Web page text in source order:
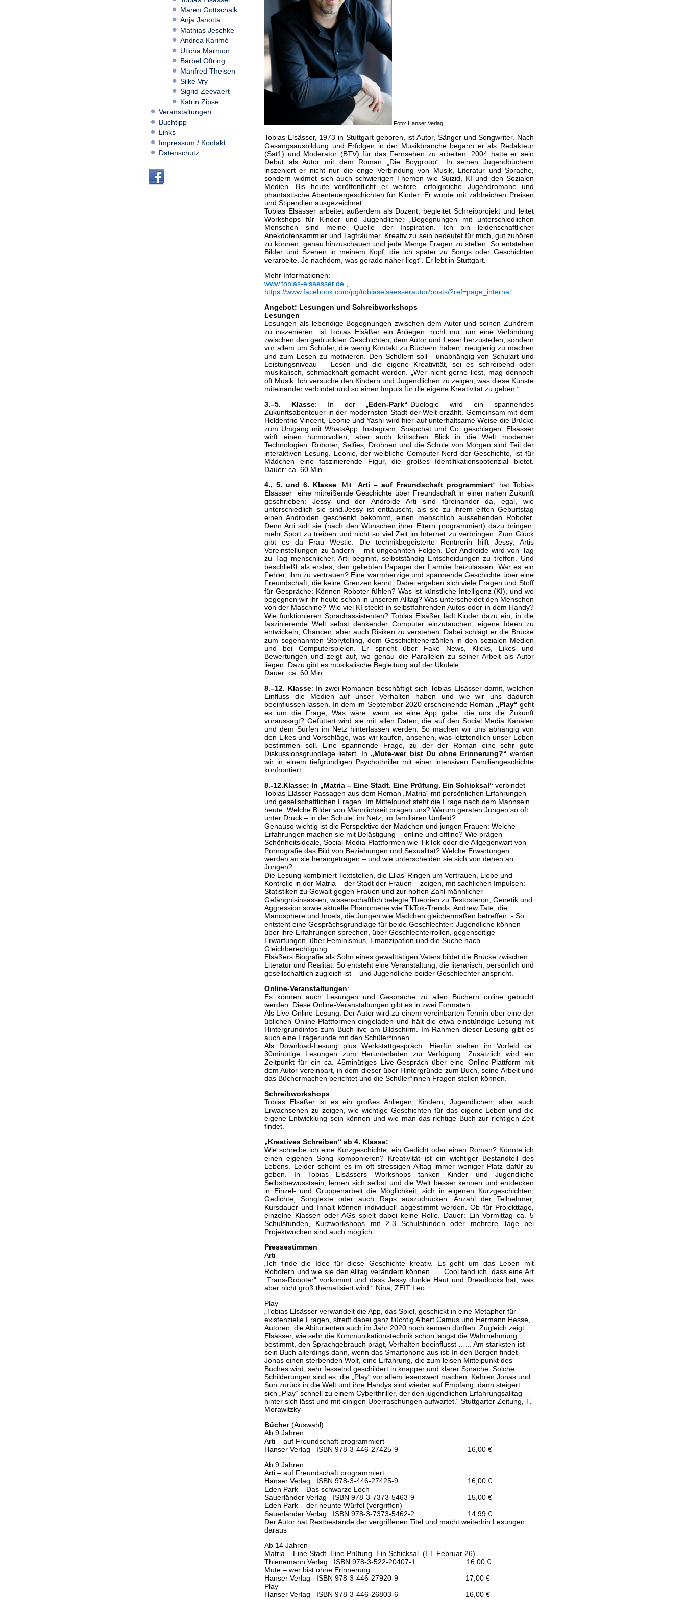
Maren Gottschalk
Anja Janotta
Mathias Jeschke
Andrea Karimé
Uticha Marmon
Bärbel Oftring
Manfred Theisen
Silke Vry
Sigrid Zeevaert
Katrin Zipse
Veranstaltungen
Buchtipp
Links
Impressum / Kontakt
Datenschutz
Foto: Hanser Verlag
Tobias Elsässer, 1973 in Stuttgart geboren, ist Autor, Sänger und Songwriter. Nach
Gesangsausbildung und Erfolgen in der Musikbranche begann er als Redakteur
(Sat1) und Moderator (BTV) für das Fernsehen zu arbeiten. 2004 hatte er sein
Debüt als Autor mit dem Roman „Die Boygroup“. In seinen Jugendbüchern
inszeniert er nicht nur die enge Verbindung von Musik, Literatur und Sprache,
sondern widmet sich auch schwierigen Themen wie Suizid, KI und den Sozialen
Medien. Bis heute veröffentlicht er weitere, erfolgreiche Jugendromane und
phantastische Abenteuergeschichten für Kinder. Er wurde mit zahlreichen Preisen
und Stipendien ausgezeichnet.
Tobias Elsässer arbeitet außerdem als Dozent, begleitet Schreibprojekt und leitet
Workshops für Kinder und Jugendliche: „Begegnungen mit unterschiedlichen
Menschen sind meine Quelle der Inspiration. Ich bin leidenschaftlicher
Anekdotensammler und Tagträumer. Kreativ zu sein bedeutet für mich, gut zuhören
zu können, genau hinzuschauen und jede Menge Fragen zu stellen. So entstehen
Bilder und Szenen in meinem Kopf, die ich später zu Songs oder Geschichten
verarbeite. Je nachdem, was gerade näher liegt“. Er lebt in Stuttgart.
Mehr Informationen:
www.tobias-elsaesser.de
https://www.facebook.com/pg/tobiaselsaesserautor/posts/?ref=page_internal
Angebot: Lesungen und Schreibworkshops
Lesungen
Lesungen als lebendige Begegnungen zwischen dem Autor und seinen Zuhörern
zu inszenieren, ist Tobias Elsäßer ein Anliegen: nicht nur, um eine Verbindung
zwischen den gedruckten Geschichten, dem Autor und Leser herzustellen, sondern
vor allem um Schüler, die wenig Kontakt zu Büchern haben, neugierig zu machen
und zum Lesen zu motivieren. Den Schülern soll - unabhängig von Schulart und
Leistungsniveau – Lesen und die eigene Kreativität, sei es schreibend oder
musikalisch, schmackhaft gemacht werden. „Wer nicht gerne liest, mag dennoch
oft Musik. Ich versuche den Kindern und Jugendlichen zu zeigen, was diese Künste
miteinander verbindet und so einen Impuls für die eigene Kreativität zu geben.“
3.–5. Klasse: In der „ Eden-Park“-Duologie wird ein spannendes
Zukunftsabenteuer in der modernsten Stadt der Welt erzählt. Gemeinsam mit dem
Heldentrio Vincent, Leonie und Yashi wird hier auf unterhaltsame Weise die Brücke
zum Umgang mit WhatsApp, Instagram, Snapchat und Co. geschlagen. Elsässer
wirft einen humorvollen, aber auch kritischen Blick in die Welt moderner
Technologien. Roboter, Selfies, Drohnen und die Schule von Morgen sind Teil der
interaktiven Lesung. Leonie, der weibliche Computer-Nerd der Geschichte, ist für
Mädchen eine faszinierende Figur, die großes Identifikationspotenzial bietet.
Dauer: ca. 60 Min.
4., 5. und 6. Klasse: Mit „ Arti – auf Freundschaft programmiert“ hat Tobias
Elsässer eine mitreißende Geschichte über Freundschaft in einer nahen Zukunft
geschrieben: Jessy und der Androide Arti sind füreinander da, egal, wie
unterschiedlich sie sind.Jessy ist enttäuscht, als sie zu ihrem elften Geburtstag
einen Androiden geschenkt bekommt, einen menschlich aussehenden Roboter.
Denn Arti soll sie (nach den Wünschen ihrer Eltern programmiert) dazu bringen,
mehr Sport zu treiben und nicht so viel Zeit im Internet zu verbringen. Zum Glück
gibt es da Frau Westic: Die technikbegeisterte Rentnerin hilft Jessy, Artis
Voreinstellungen zu ändern – mit ungeahnten Folgen. Der Androide wird von Tag
zu Tag menschlicher. Arti beginnt, selbstständig Entscheidungen zu treffen. Und
beschließt als erstes, den geliebten Papagei der Familie freizulassen. War es ein
Fehler, ihm zu vertrauen? Eine warmherzige und spannende Geschichte über eine
Freundschaft, die keine Grenzen kennt. Dabei ergeben sich viele Fragen und Stoff
für Gespräche: Können Roboter fühlen? Was ist künstliche Intelligenz (KI), und wo
begegnen wir ihr heute schon in unserem Alltag? Was unterscheidet den Menschen
von der Maschine? Wie viel KI steckt in selbstfahrenden Autos oder in dem Handy?
Wie funktionieren Sprachassistenten? Tobias Elsäßer lädt Kinder dazu ein, in die
faszinierende Welt selbst denkender Computer einzutauchen, eigene Ideen zu
entwickeln, Chancen, aber auch Risiken zu verstehen. Dabei schlägt er die Brücke
zum sogenannten Storytelling, dem Geschichtenerzählen in den sozialen Medien
und bei Computerspielen. Er spricht über Fake News, Klicks, Likes und
Bewertungen und zeigt auf, wo genau die Parallelen zu seiner Arbeit als Autor
liegen. Dazu gibt es musikalische Begleitung auf der Ukulele.
Dauer: ca. 60 Min.
8.–12. Klasse: In zwei Romanen beschäftigt sich Tobias Elsässer damit, welchen
Einfluss die Medien auf unser Verhalten haben und wie wir uns dadurch
beeinflussen lassen. In dem im September 2020 erscheinende Roman „Play“ geht
es um die Frage, Was wäre, wenn es eine App gäbe, die uns die Zukunft
voraussagt? Gefüttert wird sie mit allen Daten, die auf den Social Media Kanälen
und dem Surfen im Netz hinterlassen werden. So machen wir uns abhängig von
den Likes und Vorschläge, was wir kaufen, ansehen, was letztendlich unser Leben
bestimmen soll. Eine spannende Frage, zu der der Roman eine sehr gute
Diskussionsgrundlage liefert. In „Mute-wer bist Du ohne Erinnerung?“ werden
wir in einem tiefgründigen Psychothriller mit einer intensiven Familiengeschichte
konfrontiert.
8.-12.Klasse: In „Matria – Eine Stadt. Eine Prüfung. Ein Schicksal“ verbindet
Tobias Elässer Passagen aus dem Roman „Matria“ mit persönlichen Erfahrungen
und gesellschaftlichen Fragen. Im Mittelpunkt steht die Frage nach dem Mannsein
heute: Welche Bilder von Männlichkeit prägen uns? Warum geraten Jungen so oft
unter Druck – in der Schule, im Netz, im familiären Umfeld?
Genauso wichtig ist die Perspektive der Mädchen und jungen Frauen: Welche
Erfahrungen machen sie mit Belästigung – online und offline? Wie prägen
Schönheitsideale, Social-Media-Plattformen wie TikTok oder die Allgegenwart von
Pornografie das Bild von Beziehungen und Sexualität? Welche Erwartungen
werden an sie herangetragen – und wie unterscheiden sie sich von denen an
Jungen?
Die Lesung kombiniert Textstellen, die Elias’ Ringen um Vertrauen, Liebe und
Kontrolle in der Matria – der Stadt der Frauen – zeigen, mit sachlichen Impulsen:
Statistiken zu Gewalt gegen Frauen und zur hohen Zahl männlicher
Gefängnisinsassen, wissenschaftlich belegte Theorien zu Testosteron, Genetik und
Aggression sowie aktuelle Phänomene wie TikTok-Trends, Andrew Tate, die
Manosphere und Incels, die Jungen wie Mädchen gleichermaßen betreffen. - So
entsteht eine Gesprächsgrundlage für beide Geschlechter: Jugendliche können
über ihre Erfahrungen sprechen, über Geschlechterrollen, gegenseitige
Erwartungen, über Feminismus, Emanzipation und die Suche nach
Gleichberechtigung.
Elsäßers Biografie als Sohn eines gewalttätigen Vaters bildet die Brücke zwischen
Literatur und Realität. So entsteht eine Veranstaltung, die literarisch, persönlich und
gesellschaftlich zugleich ist – und Jugendliche beider Geschlechter anspricht.
Online-Veranstaltungen:
Es können auch Lesungen und Gespräche zu allen Büchern online gebucht
werden. Diese Online-Veranstaltungen gibt es in zwei Formaten:
Als Live-Online-Lesung: Der Autor wird zu einem vereinbarten Termin über eine der
üblichen Online-Plattformen eingeladen und hält die etwa einstündige Lesung mit
Hintergrundinfos zum Buch live am Bildschirm. Im Rahmen dieser Lesung gibt es
auch eine Fragerunde mit den Schüler*innen.
Als Download-Lesung plus Werkstattgespräch: Hierfür stehen im Vorfeld ca.
30minütige Lesungen zum Herunterladen zur Verfügung. Zusätzlich wird ein
Zeitpunkt für ein ca. 45minütiges Live-Gespräch über eine Online-Plattform mit
dem Autor vereinbart, in dem dieser über Hintergründe zum Buch, seine Arbeit und
das Büchermachen berichtet und die Schüler*innen Fragen stellen können.
Schreibworkshops
Tobias Elsäßer ist es ein großes Anliegen, Kindern, Jugendlichen, aber auch
Erwachsenen zu zeigen, wie wichtige Geschichten für das eigene Leben und die
eigene Entwicklung sein können und wie man das richtige Buch zur richtigen Zeit
findet.
„Kreatives Schreiben“ ab 4. Klasse:
Wie schreibe ich eine Kurzgeschichte, ein Gedicht oder einen Roman? Könnte ich
einen eigenen Song komponieren? Kreativität ist ein wichtiger Bestandteil des
Lebens. Leider scheint es im oft stressigen Alltag immer weniger Platz dafür zu
geben. In Tobias Elsässers Workshops tanken Kinder und Jugendliche
Selbstbewusstsein, lernen sich selbst und die Welt besser kennen und entdecken
in Einzel- und Gruppenarbeit die Möglichkeit, sich in eigenen Kurzgeschichten,
Gedichte, Songtexte oder auch Raps auszudrücken. Anzahl der Teilnehmer,
Kursdauer und Inhalt können individuell abgestimmt werden. Ob für Projekttage,
einzelne Klassen oder AGs spielt dabei keine Rolle. Dauer: Ein Vormittag ca. 5
Schulstunden, Kurzworkshops mit 2-3 Schulstunden oder mehrere Tage bei
Projektwochen sind auch möglich.
Pressestimmen
Arti
„Ich finde die Idee für diese Geschichte kreativ. Es geht um das Leben mit
Robotern und wie sie den Alltag verändern können. … Cool fand ich, dass eine Art
„Trans-Roboter“ vorkommt und dass Jessy dunkle Haut und Dreadlocks hat, was
aber nicht groß thematisiert wird.“ Nina, ZEIT Leo
Play
„Tobias Elsässer verwandelt die App, das Spiel, geschickt in eine Metapher für
existenzielle Fragen, streift dabei ganz flüchtig Albert Camus und Hermann Hesse,
Autoren, die Abiturienten auch im Jahr 2020 noch kennen dürften. Zugleich zeigt
Elsässer, wie sehr die Kommunikationstechnik schon längst die Wahrnehmung
bestimmt, den Sprachgebrauch prägt, Verhalten beeinflusst …... Am stärksten ist
sein Buch allerdings dann, wenn das Smartphone aus ist: In den Bergen findet
Jonas einen sterbenden Wolf, eine Erfahrung, die zum leisen Mittelpunkt des
Buches wird, sehr fesselnd geschildert in knapper und klarer Sprache. Solche
Schilderungen sind es, die „Play“ vor allem lesenswert machen. Kehren Jonas und
Sun zurück in die Welt und ihre Handys sind wieder auf Empfang, dann steigert
sich „Play“ schnell zu einem Cyberthriller, der den jugendlichen Erfahrungsalltag
hinter sich lässt und mit einigen Überraschungen aufwartet.“ Stuttgarter Zeitung, T.
Morawitzky
Bücher (Auswahl)
Ab 9 Jahren
Arti – auf Freundschaft programmiert
Hanser Verlag ISBN 978-3-446-27425-9 16,00 €
Ab 9 Jahren
Arti – auf Freundschaft programmiert
Hanser Verlag ISBN 978-3-446-27425-9 16,00 €
Eden Park – Das schwarze Loch
Sauerländer Verlag ISBN 978-3-7373-5463-9 15,00 €
Eden Park – der neunte Würfel (vergriffen)
Sauerländer Verlag ISBN 978-3-7373-5462-2 14,99 €
Der Autor hat Restbestände der vergriffenen Titel und macht weiterhin Lesungen
daraus
Ab 14 Jahren
Matria – Eine Stadt. Eine Prüfung. Ein Schicksal. (ET Februar 26)
Thienemann Verlag ISBN 978-3-522-20407-1 16,00 €
Mute – wer bist ohne Erinnerung
Hanser Verlag ISBN 978-3-446-27920-9 17,00 €
Play
Hanser Verlag ISBN 978-3-446-26803-6 16,00 €